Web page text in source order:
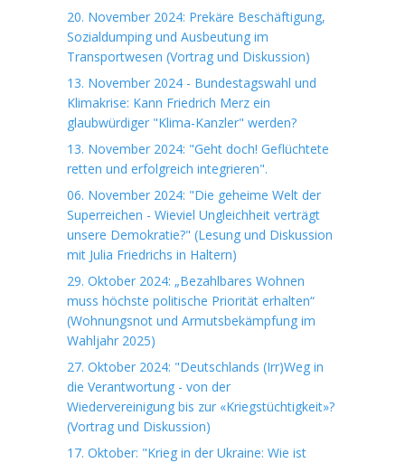
20. November 2024: Prekäre Beschäftigung,
Sozialdumping und Ausbeutung im
Transportwesen (Vortrag und Diskussion)
13. November 2024 - Bundestagswahl und
Klimakrise: Kann Friedrich Merz ein
glaubwürdiger "Klima-Kanzler" werden?
13. November 2024: "Geht doch! Geflüchtete
retten und erfolgreich integrieren".
06. November 2024: "Die geheime Welt der
Superreichen - Wieviel Ungleichheit verträgt
unsere Demokratie?" (Lesung und Diskussion
mit Julia Friedrichs in Haltern)
29. Oktober 2024: „Bezahlbares Wohnen
muss höchste politische Priorität erhalten“
(Wohnungsnot und Armutsbekämpfung im
Wahljahr 2025)
27. Oktober 2024: "Deutschlands (Irr)Weg in
die Verantwortung - von der
Wiedervereinigung bis zur «Kriegstüchtigkeit»?
(Vortrag und Diskussion)
17. Oktober: "Krieg in der Ukraine: Wie ist